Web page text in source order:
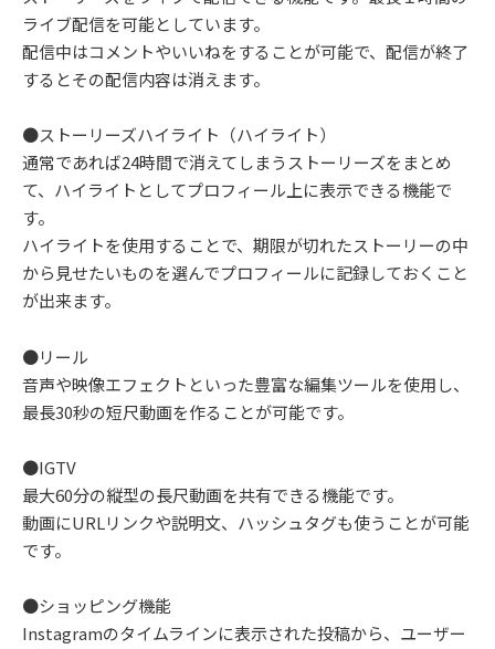
ライブ配信を可能としています。
配信中はコメントやいいねをすることが可能で、配信が終了
するとその配信内容は消えます。
●ストーリーズハイライト（ハイライト）
通常であれば24時間で消えてしまうストーリーズをまとめ
て、ハイライトとしてプロフィール上に表示できる機能で
す。
ハイライトを使用することで、期限が切れたストーリーの中
から見せたいものを選んでプロフィールに記録しておくこと
が出来ます。
●リール
音声や映像エフェクトといった豊富な編集ツールを使用し、
最長30秒の短尺動画を作ることが可能です。
●IGTV
最大60分の縦型の長尺動画を共有できる機能です。
動画にURLリンクや説明文、ハッシュタグも使うことが可能
です。
●ショッピング機能
Instagramのタイムラインに表示された投稿から、ユーザー